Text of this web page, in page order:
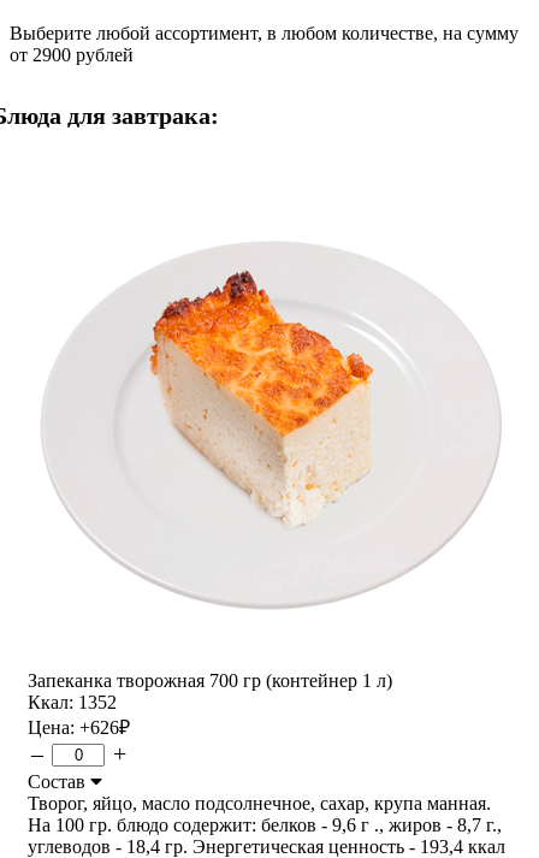
Выберите любой ассортимент, в любом количестве, на сумму
от 2900 рублей
для завтрака:
Запеканка творожная 700 гр (контейнер 1 л)
Ккал: 1352
Цена: +626₽
– +
Состав
Творог, яйцо, масло подсолнечное, сахар, крупа манная.
На 100 гр. блюдо содержит: белков - 9,6 г ., жиров - 8,7 г.,
углеводов - 18,4 гр. Энергетическая ценность - 193,4 ккал